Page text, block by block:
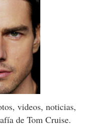
videos, noticias,
de Tom Cruise.